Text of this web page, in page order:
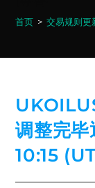
首页 > 交易规则更
调整完
10:15